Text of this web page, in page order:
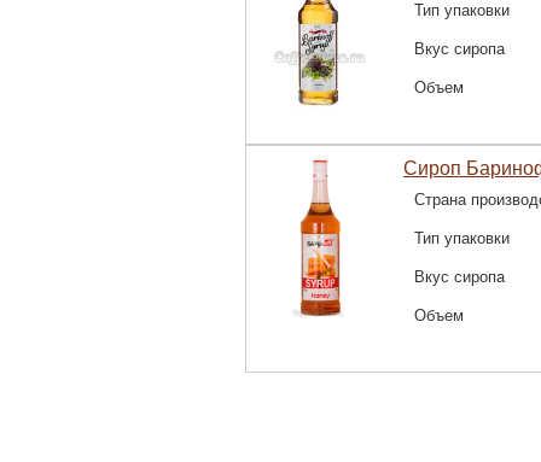
Тип упаковки
Вкус сиропа
Объем
Сироп
Страна
Тип упаковки
Вкус сиропа
Объем